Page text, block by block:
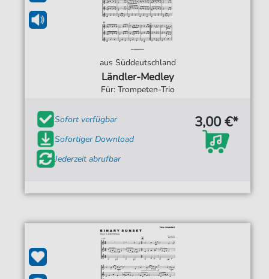
aus Süddeutschland
Ländler-Medley
Für: Trompeten-Trio
Sofort verfügbar
Sofortiger Download
Jederzeit abrufbar
3,00 €*